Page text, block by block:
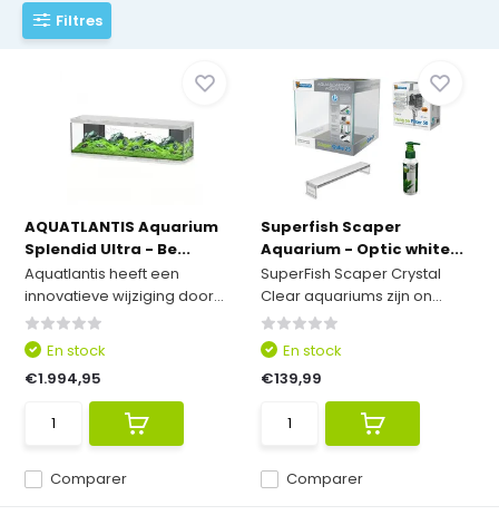
Filtres
AQUATLANTIS Aquarium
Splendid Ultra - Be...
Aquatlantis heeft een
innovatieve wijziging door...
Comparer
En stock
€1.994,95
Superfish Scaper
Aquarium - Optic white...
SuperFish Scaper Crystal
Clear aquariums zijn on...
Comparer
En stock
€139,99